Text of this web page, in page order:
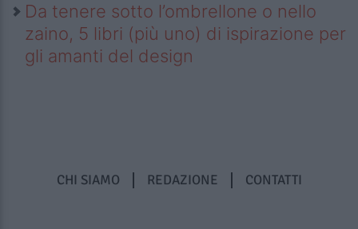
Da tenere sotto l’ombrellone o nello
zaino, 5 libri (più uno) di ispirazione per
gli amanti del design
CHI SIAMO REDAZIONE CONTATTI